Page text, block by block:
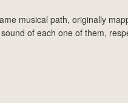
musical path, originally
of each one of them,